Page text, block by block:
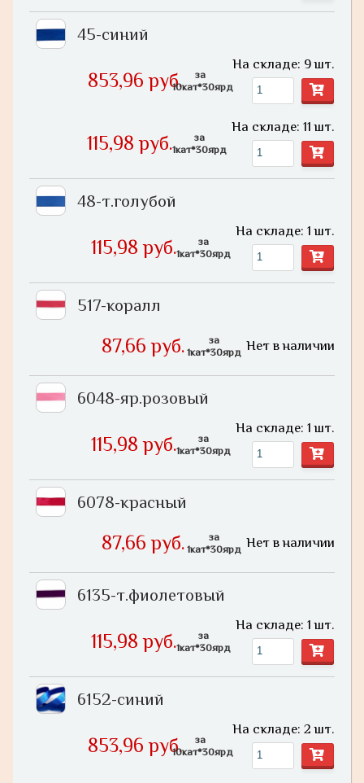
45-синий
853,96 руб.
за
10кат*30ярд
На складе: 9 шт.
115,98 руб.
за
1кат*30ярд
На складе: 11 шт.
48-т.голубой
115,98 руб.
за
1кат*30ярд
На складе: 1 шт.
517-коралл
87,66 руб.
за
1кат*30ярд Нет в наличии
6048-яр.розовый
115,98 руб.
за
1кат*30ярд
На складе: 1 шт.
6078-красный
87,66 руб.
за
1кат*30ярд Нет в наличии
6135-т.фиолетовый
115,98 руб.
за
1кат*30ярд
На складе: 1 шт.
6152-синий
853,96 руб.
за
10кат*30ярд
На складе: 2 шт.